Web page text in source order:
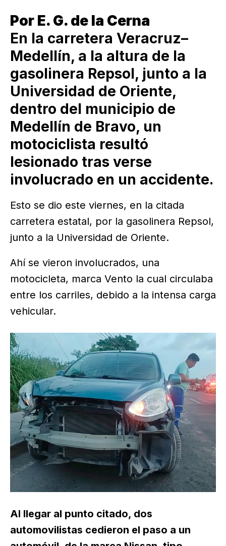
Por E. G. de la Cerna
En la carretera Veracruz–
Medellín, a la altura de la
gasolinera Repsol, junto a la
Universidad de Oriente,
dentro del municipio de
Medellín de Bravo, un
motociclista resultó
lesionado tras verse
involucrado en un accidente.
Esto se dio este viernes, en la citada
carretera estatal, por la gasolinera Repsol,
junto a la Universidad de Oriente.
Ahí se vieron involucrados, una
motocicleta, marca Vento la cual circulaba
entre los carriles, debido a la intensa carga
vehicular.
Al llegar al punto citado, dos
automovilistas cedieron el paso a un